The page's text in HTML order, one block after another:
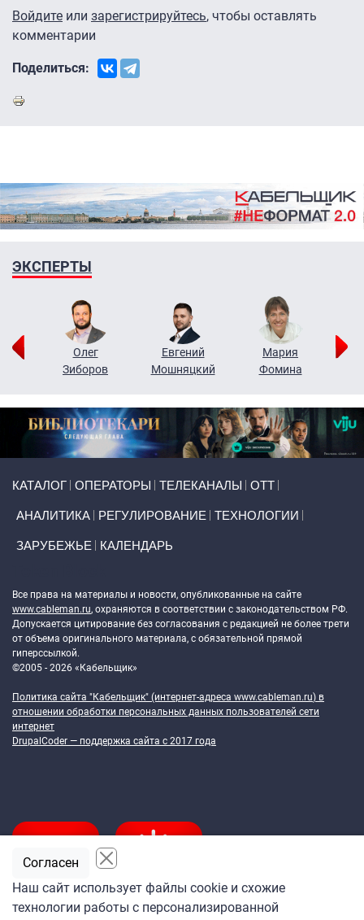
Войдите или зарегистрируйтесь, чтобы оставлять
комментарии
Поделиться:
ЭКСПЕРТЫ
Олег
Зиборов
Евгений
Мошняцкий
Мария
Фомина
КАТАЛОГ ОПЕРАТОРЫ ТЕЛЕКАНАЛЫ ОТТ
АНАЛИТИКА РЕГУЛИРОВАНИЕ ТЕХНОЛОГИИ
ЗАРУБЕЖЬЕ КАЛЕНДАРЬ
Все права на материалы и новости, опубликованные на сайте
www.cableman.ru, охраняются в соответствии с законодательством РФ.
Допускается цитирование без согласования с редакцией не более трети
от объема оригинального материала, с обязательной прямой
гиперссылкой.
©2005 - 2026 «Кабельщик»
Политика сайта "Кабельщик" (интернет-адреса www.cableman.ru) в
отношении обработки персональных данных пользователей сети
интернет
DrupalCoder — поддержка сайта c 2017 года
Наш сайт использует файлы cookie и схожие
технологии работы с персонализированной
Согласен